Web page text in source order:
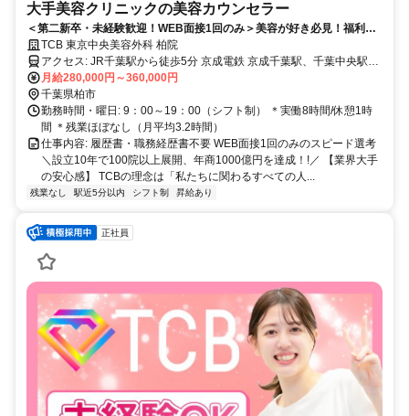
大手美容クリニックの美容カウンセラー
＜第二新卒・未経験歓迎！WEB面接1回のみ＞美容が好き必見！福利厚
生も充実！残業月平均3.2ｈ/最大800万円以上の年収も目指せます！柏駅
から徒歩2分
TCB 東京中央美容外科 柏院
アクセス: JR千葉駅から徒歩5分 京成電鉄 京成千葉駅、千葉中央駅か
ら徒歩5分 千葉都市モノレール 栄町駅、葭川公園駅から徒歩6分
月給280,000円～360,000円
千葉県柏市
勤務時間・曜日: 9：00～19：00（シフト制） ＊実働8時間/休憩1時
間 ＊残業ほぼなし（月平均3.2時間）
仕事内容: 履歴書・職務経歴書不要 WEB面接1回のみのスピード選考
＼設立10年で100院以上展開、年商1000億円を達成！!／ 【業界大手
の安心感】 TCBの理念は「私たちに関わるすべての人...
残業なし 駅近5分以内 シフト制 昇給あり
正社員